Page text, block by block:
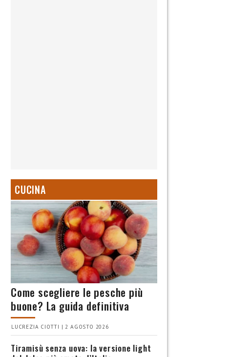
CUCINA
Come scegliere le pesche più
buone? La guida definitiva
LUCREZIA CIOTTI | 2 AGOSTO 2026
Tiramisù senza uova: la versione light